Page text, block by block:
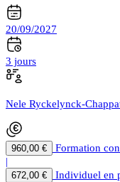
20/09/2027
3 jours
Nele Ryckelynck-
960,00 €
Formation
|
672,00 €
Individuel en